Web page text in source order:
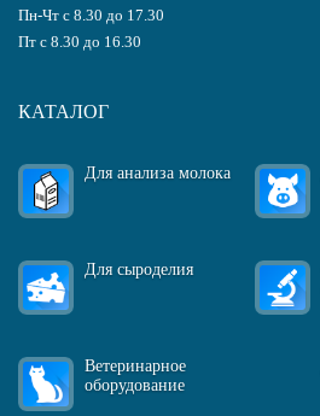
Пн-Чт с 8.30 до 17.30
Пт с 8.30 до 16.30
КАТАЛОГ
Для анализа молока
Для сыроделия
Ветеринарное
оборудование